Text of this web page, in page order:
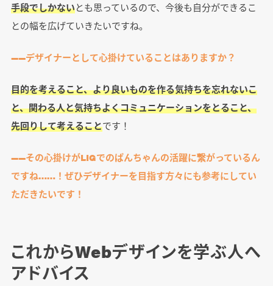
手段でしかないとも思っているので、今後も自分ができるこ
との幅を広げていきたいですね。
――デザイナーとして心掛けていることはありますか？
目的を考えること、より良いものを作る気持ちを忘れないこ
と、関わる人と気持ちよくコミュニケーションをとること、
先回りして考えることです！
――その心掛けがLIGでのぱんちゃんの活躍に繋がっているん
ですね……！ぜひデザイナーを目指す方々にも参考にしてい
ただきたいです！
これからWebデザインを学ぶ人へ
アドバイス